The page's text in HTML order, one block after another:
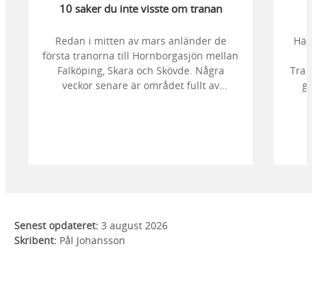
10 saker du inte visste om tranan
Redan i mitten av mars anländer de
första tranorna till Hornborgasjön mellan
Falköping, Skara och Skövde. Några
veckor senare är området fullt av
Här
Senest opdateret: 3 august 2026
Skribent: Pål Johansson